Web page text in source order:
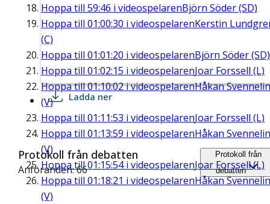
Hoppa till 59:46 i videospelarenBjörn Söder (SD)
Hoppa till 01:00:30 i videospelarenKerstin
(C)
Hoppa till 01:01:20 i videospelarenBjörn Söder (SD)
Hoppa till 01:02:15 i videospelarenJoar Forssell (L)
Hoppa till01:10:02i videospelarenHåkan
(V)
Hoppa till 01:11:53 i videospelarenJoar Forssell (L)
Hoppa till 01:13:59 i videospelarenHåkan
(V)
Hoppa till01:15:54i videospelarenJoar Forssell (L)
Hoppa till 01:18:21 i videospelarenHåkan
(V)
Ladda ner
Protokoll från debatten
Anföranden: 66
Protokoll från
debatten